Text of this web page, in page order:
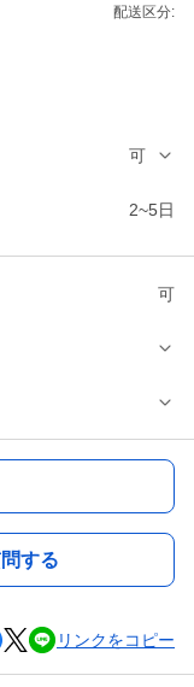
配送区分:
可
2~5日
可
する
リンクをコピー